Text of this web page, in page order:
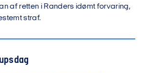
af retten i Randers idømt forvaring,
straf.